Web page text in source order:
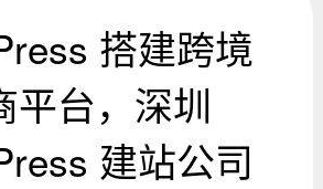
搭建跨境
平台，深圳
建站公司